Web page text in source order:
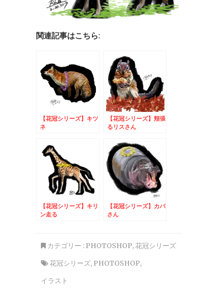
関連記事はこちら:
【花冠シリーズ】キツ
ネ
【花冠シリーズ】頬張
るリスさん
【花冠シリーズ】キリ
ン走る
【花冠シリーズ】カバ
さん
カテゴリー : PHOTOSHOP,花冠シリーズ
花冠シリーズ, PHOTOSHOP,
イラスト